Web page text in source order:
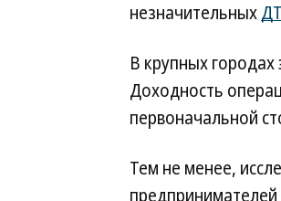
незначительных
В крупных городах
Доходность
первоначальной
Тем не менее,
предпринимателей